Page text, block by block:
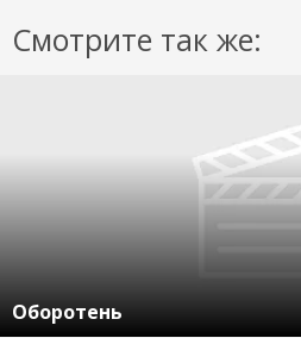
Смотрите так же:
Оборотень